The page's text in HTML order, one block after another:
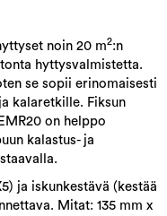
noin 20 m2:n
hyttysvalmistetta.
se sopii erinomaisesti
kalaretkille. Fiksun
on helppo
kalastus- ja
ja iskunkestävä (kestää
Mitat: 135 mm x